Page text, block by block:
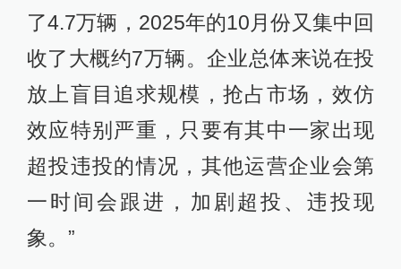
了4.7万辆，2025年的10月份又集中回
收了大概约7万辆。企业总体来说在投
放上盲目追求规模，抢占市场，效仿
效应特别严重，只要有其中一家出现
超投违投的情况，其他运营企业会第
一时间会跟进，加剧超投、违投现
象。”